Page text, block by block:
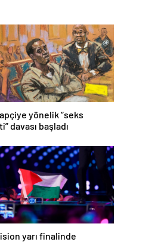
yönelik “seks
davası başladı
yarı finalinde